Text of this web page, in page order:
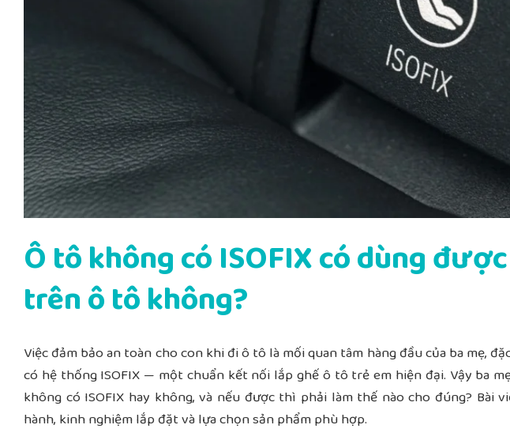
Ô tô không có ISOFIX có dùng
trên ô tô không?
Việc đảm bảo an toàn cho con khi đi ô tô là mối quan tâm hàng đầu của ba mẹ,
có hệ thống ISOFIX — một chuẩn kết nối lắp ghế ô tô trẻ em hiện đại. Vậy ba
không có ISOFIX hay không, và nếu được thì phải làm thế nào cho đúng?
hành, kinh nghiệm lắp đặt và lựa chọn sản phẩm phù hợp.